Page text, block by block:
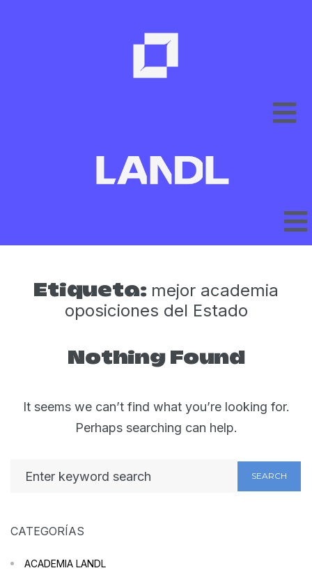
Etiqueta: mejor academia
oposiciones del Estado
Nothing Found
It seems we can’t find what you’re looking for.
Perhaps searching can help.
SEARCH
CATEGORÍAS
ACADEMIA LANDL